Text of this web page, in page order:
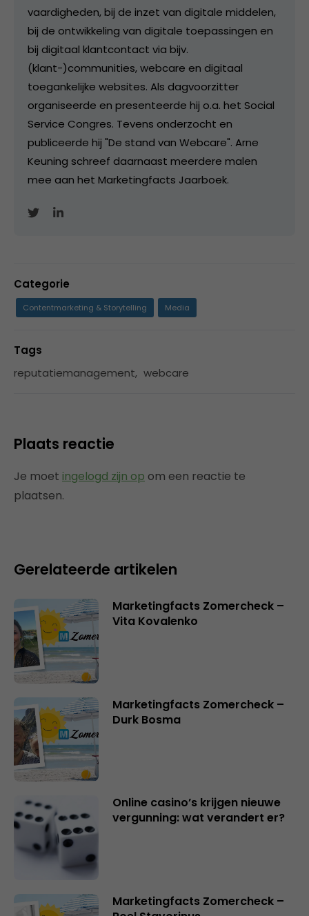
vaardigheden, bij de inzet van digitale middelen,
bij de ontwikkeling van digitale toepassingen en
bij digitaal klantcontact via bijv.
(klant-)communities, webcare en digitaal
toegankelijke websites. Als dagvoorzitter
organiseerde en presenteerde hij o.a. het Social
Service Congres. Tevens onderzocht en
publiceerde hij "De stand van Webcare". Arne
Keuning schreef daarnaast meerdere malen
mee aan het Marketingfacts Jaarboek.
Categorie
Contentmarketing & Storytelling Media
Tags
reputatiemanagement, webcare
Plaats reactie
Je moet ingelogd zijn op om een reactie te
plaatsen.
Gerelateerde artikelen
Marketingfacts Zomercheck –
Vita Kovalenko
Marketingfacts Zomercheck –
Durk Bosma
Online casino’s krijgen nieuwe
vergunning: wat verandert er?
Marketingfacts Zomercheck –